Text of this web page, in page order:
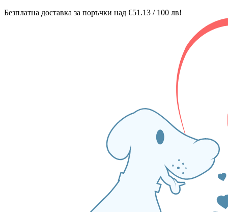
Безплатна доставка за поръчки над €51.13 / 100 лв!